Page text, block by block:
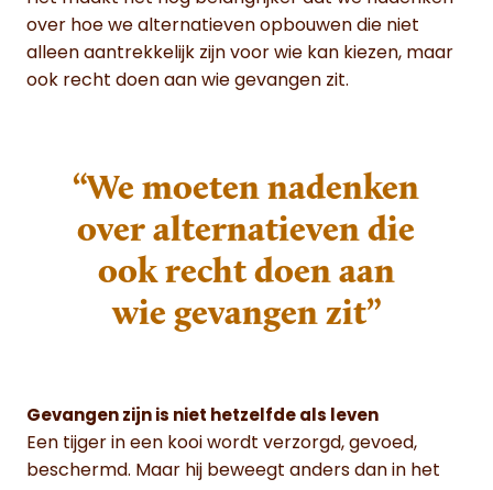
over hoe we alternatieven opbouwen die niet
alleen aantrekkelijk zijn voor wie kan kiezen, maar
ook recht doen aan wie gevangen zit.
“We moeten nadenken
over alternatieven die
ook recht doen aan
wie gevangen zit”
Gevangen zijn is niet hetzelfde als leven
Een tijger in een kooi wordt verzorgd, gevoed,
beschermd. Maar hij beweegt anders dan in het